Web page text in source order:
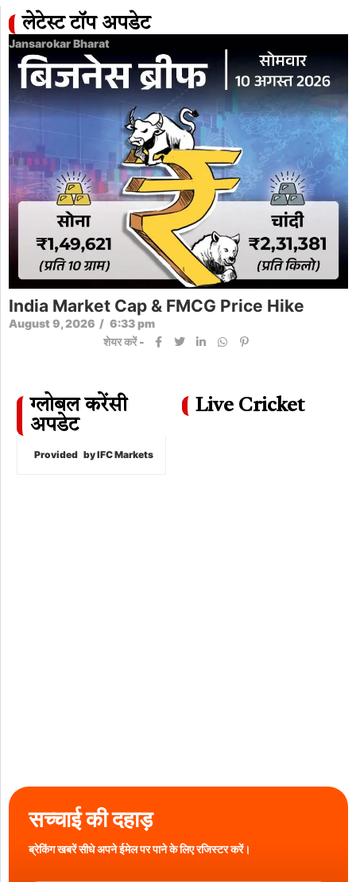
लेटेस्ट टॉप अपडेट
Jansarokar Bharat
India Market Cap & FMCG Price Hike
August 9, 2026 / 6:33 pm
शेयर करें -
ग्लोबल करेंसी
अपडेट
Provided by IFC Markets
Live Cricket
सच्चाई की दहाड़
ब्रेकिंग खबरें सीधे अपने ईमेल पर पाने के लिए रजिस्टर करें।